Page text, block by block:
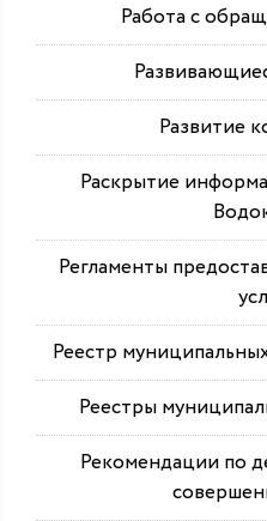
Работа с
Развитие
Раскрытие
Регламенты
Реестр
Реестры
Рекомендации по